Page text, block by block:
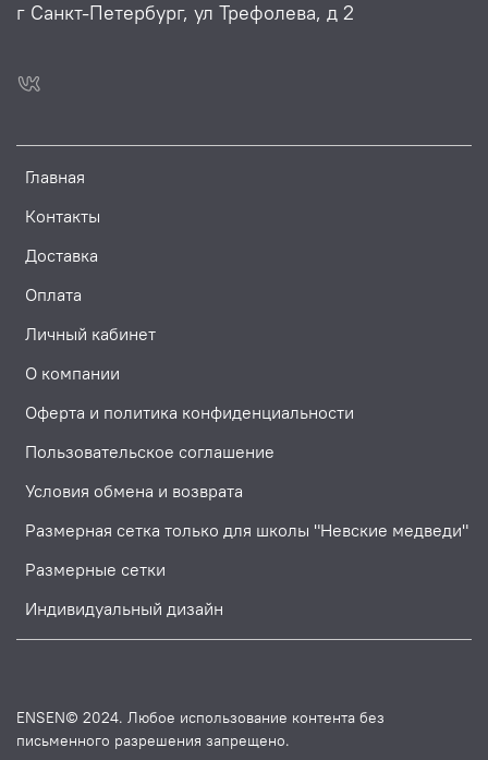
Главная
Контакты
Доставка
Оплата
Личный кабинет
О компании
Оферта и политика конфиденциальности
Пользовательское соглашение
Условия обмена и возврата
Размерная сетка только для школы "Невские медведи"
Размерные сетки
Индивидуальный дизайн
г Санкт-Петербург, ул Трефолева, д 2
ENSEN© 2024. Любое использование контента без
письменного разрешения запрещено.